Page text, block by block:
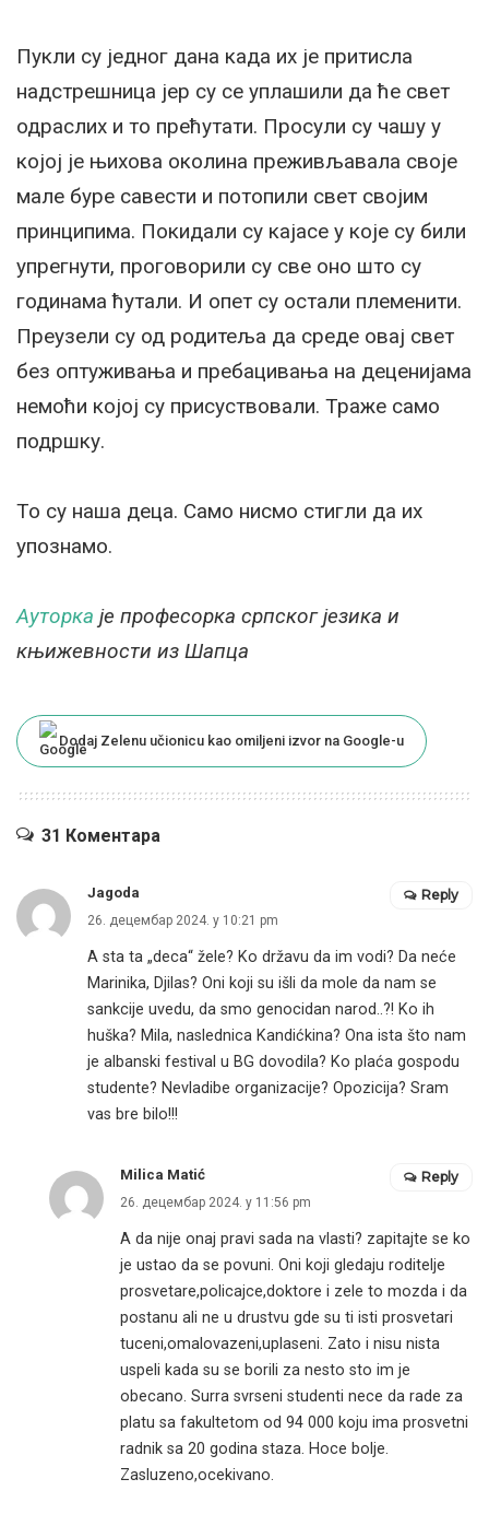
Пукли су једног дана када их је притисла
надстрешница јер су се уплашили да ће свет
одраслих и то прећутати. Просули су чашу у
којој је њихова околина преживљавала своје
мале буре савести и потопили свет својим
принципима. Покидали су кајасе у које су били
упрегнути, проговорили су све оно што су
годинама ћутали. И опет су остали племенити.
Преузели су од родитеља да среде овај свет
без оптуживања и пребацивања на деценијама
немоћи којој су присуствовали. Траже само
подршку.
То су наша деца. Само нисмо стигли да их
упознамо.
Ауторка је професорка српског језика и
књижевности из Шапца
Dodaj Zelenu učionicu kao omiljeni izvor na Google-u
31 Коментара
Jagoda
26. децембар 2024. у 10:21 pm
A sta ta „deca“ žele? Ko državu da im vodi? Da neće
Marinika, Djilas? Oni koji su išli da mole da nam se
sankcije uvedu, da smo genocidan narod..?! Ko ih
huška? Mila, naslednica Kandićkina? Ona ista što nam
je albanski festival u BG dovodila? Ko plaća gospodu
studente? Nevladibe organizacije? Opozicija? Sram
vas bre bilo!!!
Reply
Milica Matić
26. децембар 2024. у 11:56 pm
A da nije onaj pravi sada na vlasti? zapitajte se ko
je ustao da se povuni. Oni koji gledaju roditelje
prosvetare,policajce,doktore i zele to mozda i da
postanu ali ne u drustvu gde su ti isti prosvetari
tuceni,omalovazeni,uplaseni. Zato i nisu nista
uspeli kada su se borili za nesto sto im je
obecano. Surra svrseni studenti nece da rade za
platu sa fakultetom od 94 000 koju ima prosvetni
radnik sa 20 godina staza. Hoce bolje.
Zasluzeno,ocekivano.
Reply